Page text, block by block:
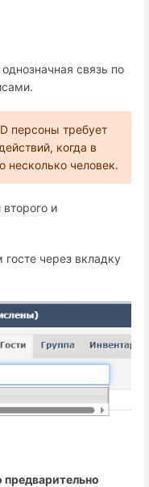
связь по
персоны требует
когда в
несколько человек.
и
через вкладку
предварительно